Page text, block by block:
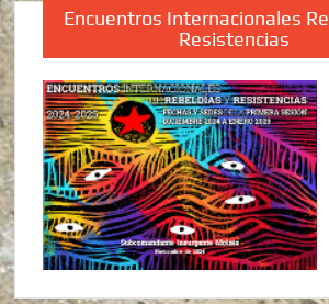
Encuentros Internacionales
Resistencias